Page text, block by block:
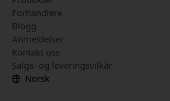
Forhandlere
Blogg
Anmeldelser
Kontakt oss
Salgs- og leveringsvilkår
Norsk